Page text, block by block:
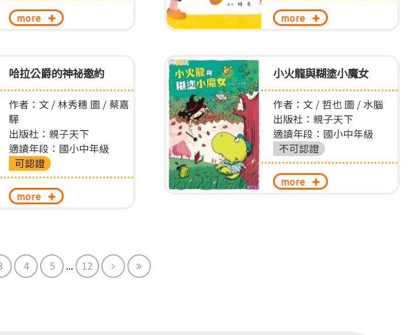
more more
哈拉公爵的神祕邀約
作者：文 / 林秀穗 圖 / 蔡嘉
驊
出版社：親子天下
適讀年段：國小中年級
可認證
more
小火龍與糊塗小魔女
作者：文 / 哲也 圖 / 水腦
出版社：親子天下
適讀年段：國小中年級
不可認證
more
4 5 ... 12 Next End